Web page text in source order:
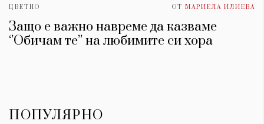
ЦВЕТНО ОТ МАРИЕЛА ИЛИЕВА
Защо е важно навреме да казваме
‘’Обичам те’’ на любимите си хора
ПОПУЛЯРНО